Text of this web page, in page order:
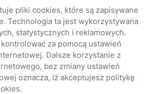
pliki cookies, które są zapisywane
Technologia ta jest wykorzystywana
statystycznych i reklamowych.
za pomocą ustawień
Dalsze korzystanie z
bez zmiany ustawień
oznacza, iż akceptujesz politykę